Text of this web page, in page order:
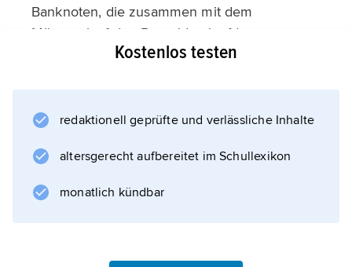
Banknoten, die zusammen mit dem
Münzumlauf den Bargeldumlauf (
gesamten Geldumlauf bildet (
). Die Regelung des Notenumlaufs ist im
Allgemeinen der Notenbank übertragen.
Durch Änderung des Notenumlaufs kann
Kostenlos testen
redaktionell geprüfte und verlässliche Inhalte
altersgerecht aufbereitet im Schullexikon
monatlich kündbar